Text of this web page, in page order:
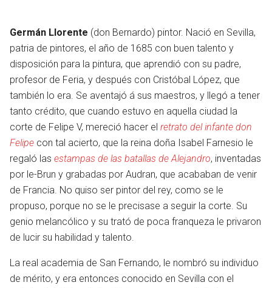
Germán Llorente (don Bernardo) pintor. Nació en Sevilla,
patria de pintores, el año de 1685 con buen talento y
disposición para la pintura, que aprendió con su padre,
profesor de Feria, y después con Cristóbal López, que
también lo era. Se aventajó á sus maestros, y llegó a tener
tanto crédito, que cuando estuvo en aquella ciudad la
corte de Felipe V, mereció hacer el retrato del infante don
Felipe con tal acierto, que la reina doña Isabel Farnesio le
regaló las estampas de las batallas de Alejandro, inventadas
por le-Brun y grabadas por Audran, que acababan de venir
de Francia. No quiso ser pintor del rey, como se le
propuso, porque no se le precisase a seguir la corte. Su
genio melancólico y su trató de poca franqueza le privaron
de lucir su habilidad y talento.
La real academia de San Fernando, le nombró su individuo
de mérito, y era entonces conocido en Sevilla con el